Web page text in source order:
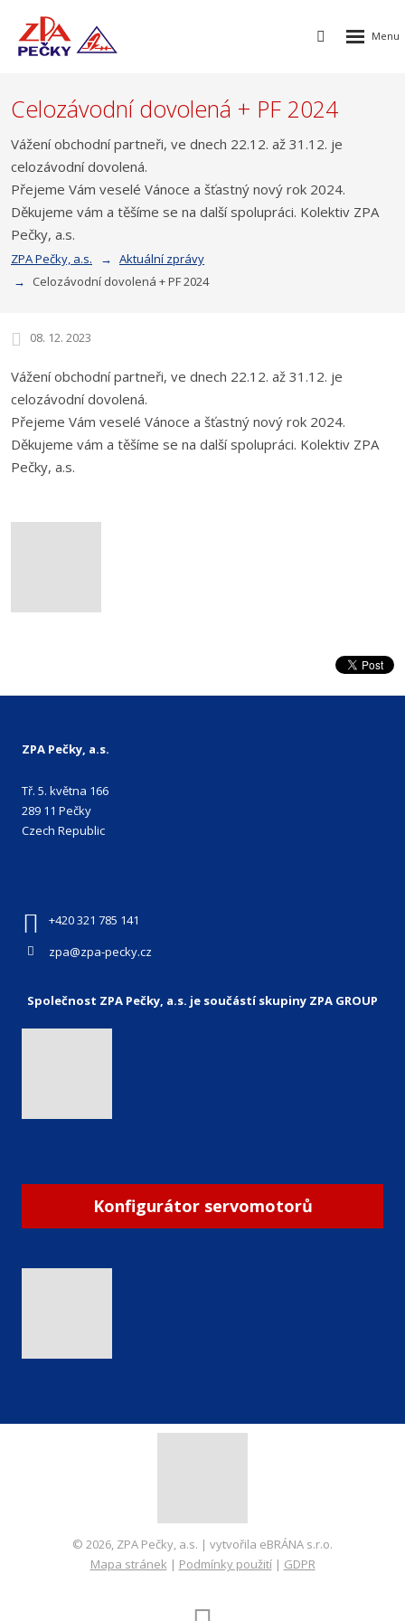
Vyhledávání
Rozbalení
Celozávodní dovolená + PF 2024
Vážení obchodní partneři, ve dnech 22.12. až 31.12. je
celozávodní dovolená.
Přejeme Vám veselé Vánoce a šťastný nový rok 2024.
Děkujeme vám a těšíme se na další spolupráci. Kolektiv ZPA
Pečky, a.s.
ZPA Pečky, a.s.
Aktuální zprávy
Celozávodní dovolená + PF 2024
08. 12. 2023
Vážení obchodní partneři, ve dnech 22.12. až 31.12. je
celozávodní dovolená.
Přejeme Vám veselé Vánoce a šťastný nový rok 2024.
Děkujeme vám a těšíme se na další spolupráci. Kolektiv ZPA
Pečky, a.s.
ZPA Pečky, a.s.
Tř. 5. května 166
289 11 Pečky
Czech Republic
+420 321 785 141
zpa@zpa-pecky.cz
Společnost ZPA Pečky, a.s. je součástí skupiny ZPA GROUP
Konfigurátor servomotorů
© 2026, ZPA Pečky, a.s. | vytvořila eBRÁNA s.r.o.
Mapa stránek | Podmínky použití | GDPR